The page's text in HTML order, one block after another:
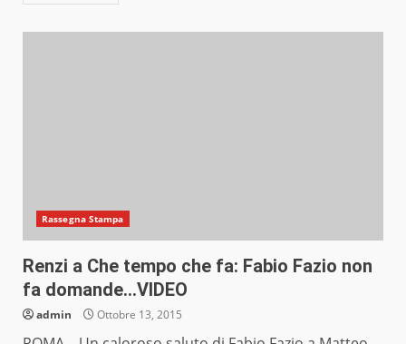
Rassegna Stampa
Renzi a Che tempo che fa: Fabio Fazio non
fa domande…VIDEO
admin Ottobre 13, 2015